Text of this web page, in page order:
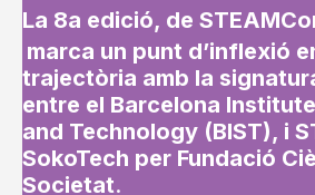
La 8a edició, de
marca un punt d’inflexió
trajectòria amb la
entre el Barcelona
and Technology (BIST), i
SokoTech per Fundació
Societat